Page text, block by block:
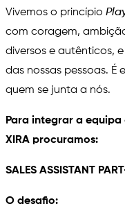
Vivemos o princípio
com coragem,
diversos e autênticos,
das nossas pessoas. É
quem se junta a nós.
Para integrar a equipa
XIRA procuramos:
SALES ASSISTANT
O desafio: